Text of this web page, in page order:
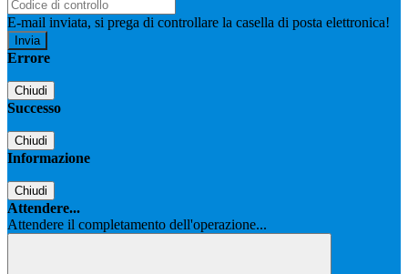
E-mail inviata, si prega di controllare la casella di posta elettronica!
Errore
Chiudi
Successo
Chiudi
Informazione
Chiudi
Attendere...
Attendere il completamento dell'operazione...